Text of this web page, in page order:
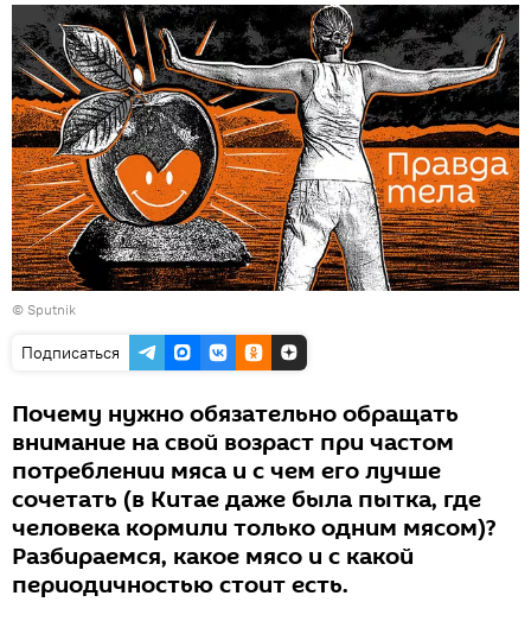
© Sputnik
Подписаться
Почему нужно обязательно обращать
внимание на свой возраст при частом
потреблении мяса и с чем его лучше
сочетать (в Китае даже была пытка, где
человека кормили только одним мясом)?
Разбираемся, какое мясо и с какой
периодичностью стоит есть.